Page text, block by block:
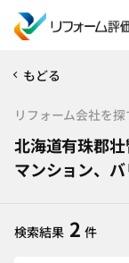
もどる
リフォーム会社を
北海道有珠郡
マンション、
検索結果 2 件